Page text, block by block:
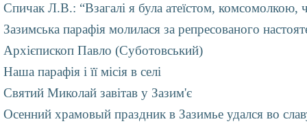
Спичак Л.В.: “Взагалі я була атеїстом, комсомолкою,
Зазимська парафія молилася за репресованого
Архієпископ Павло (Суботовський)
Наша парафія і її місія в селі
Святий Миколай завітав у Зазим'є
Осенний храмовый праздник в Зазимье удался во